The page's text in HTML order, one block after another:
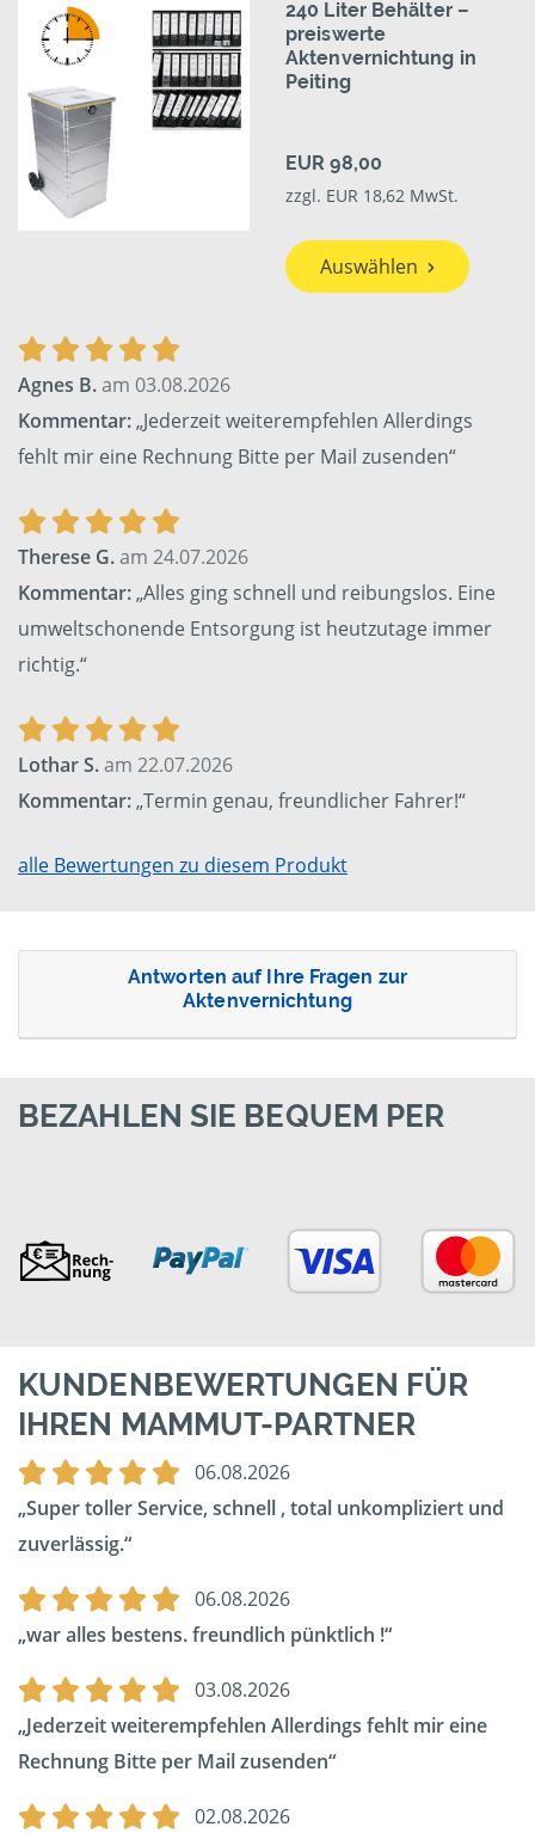
240 Liter Behälter –
preiswerte
Aktenvernichtung in
Peiting
EUR 98,00
zzgl. EUR 18,62 MwSt.
Auswählen
Agnes B.am 03.08.2026
Kommentar:„Jederzeit weiterempfehlen Allerdings
fehlt mir eine Rechnung Bitte per Mail zusenden“
Therese G.am 24.07.2026
Kommentar:„Alles ging schnell und reibungslos. Eine
umweltschonende Entsorgung ist heutzutage immer
richtig.“
Lothar S.am 22.07.2026
Kommentar:„Termin genau, freundlicher Fahrer!“
alle Bewertungen zu diesem Produkt
Antworten auf Ihre Fragen zur
Aktenvernichtung
BEZAHLEN SIE BEQUEM PER
KUNDENBEWERTUNGEN FÜR
IHREN MAMMUT-PARTNER
06.08.2026
Super toller Service, schnell , total unkompliziert und
zuverlässig.
06.08.2026
war alles bestens. freundlich pünktlich !
03.08.2026
Jederzeit weiterempfehlen Allerdings fehlt mir eine
Rechnung Bitte per Mail zusenden
02.08.2026